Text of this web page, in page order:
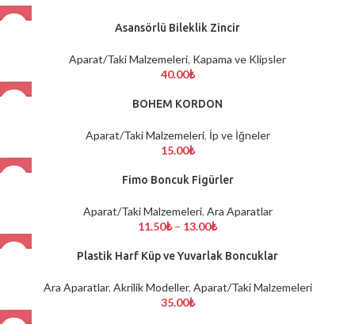
Asansörlü Bileklik Zincir
Aparat/Taki Malzemeleri, Kapama ve Klipsler
40.00₺
BOHEM KORDON
Aparat/Taki Malzemeleri, İp ve İğneler
15.00₺
Fimo Boncuk Figürler
Aparat/Taki Malzemeleri, Ara Aparatlar
11.50₺ – 13.00₺
Plastik Harf Küp ve Yuvarlak Boncuklar
Ara Aparatlar, Akrilik Modeller, Aparat/Taki Malzemeleri
35.00₺